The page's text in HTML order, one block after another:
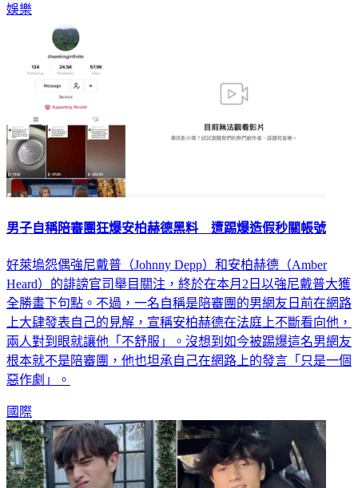
娛樂
男子自稱陪審團狂爆安柏赫德黑料 遭踢爆造假秒關帳號
好萊塢怨偶強尼戴普（Johnny Depp）和安柏赫德（Amber
Heard）的誹謗官司舉目關注，終於在本月2日以強尼戴普大獲
全勝畫下句點。不過，一名自稱是陪審團的男網友日前在網路
上大肆發表自己的見解，宣稱安柏赫德在法庭上不斷看向他，
兩人對到眼就讓他「不舒服」。沒想到如今被踢爆這名男網友
根本就不是陪審團，他也坦承自己在網路上的發言「只是一個
惡作劇」。
國際